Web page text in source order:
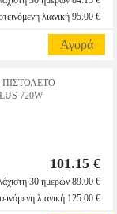
λιανική 95.00 €
Αγορά
720W
101.15 €
30 ημερών 89.00 €
λιανική 125.00 €